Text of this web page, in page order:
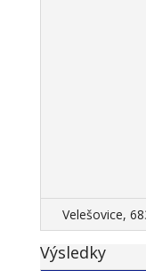
Velešovice,
Výsledky